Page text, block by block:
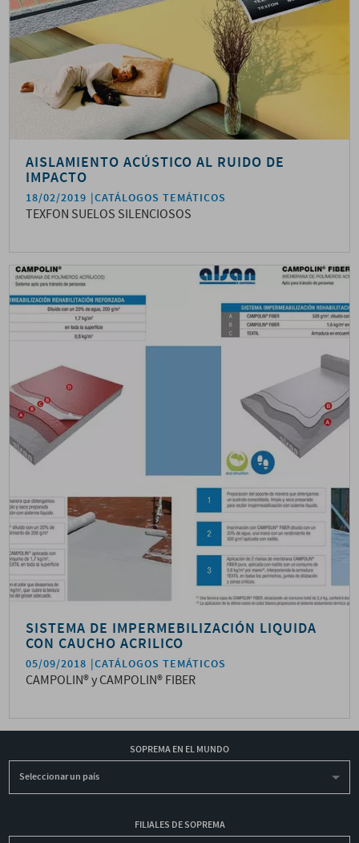
AISLAMIENTO ACÚSTICO AL RUIDO DE
IMPACTO
18/02/2019 CATÁLOGOS TEMÁTICOS
TEXFON SUELOS SILENCIOSOS
SISTEMA DE IMPERMEBILIZACIÓN LIQUIDA
CON CAUCHO ACRILICO
05/09/2018 CATÁLOGOS TEMÁTICOS
CAMPOLIN® y CAMPOLIN® FIBER
SOPREMA EN EL MUNDO
Seleccionar un país
FILIALES DE SOPREMA